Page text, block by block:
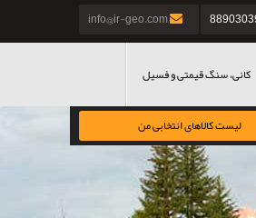
کانی، سنگ قیمتی و فسیل
لیست کالاهای انتخابی من